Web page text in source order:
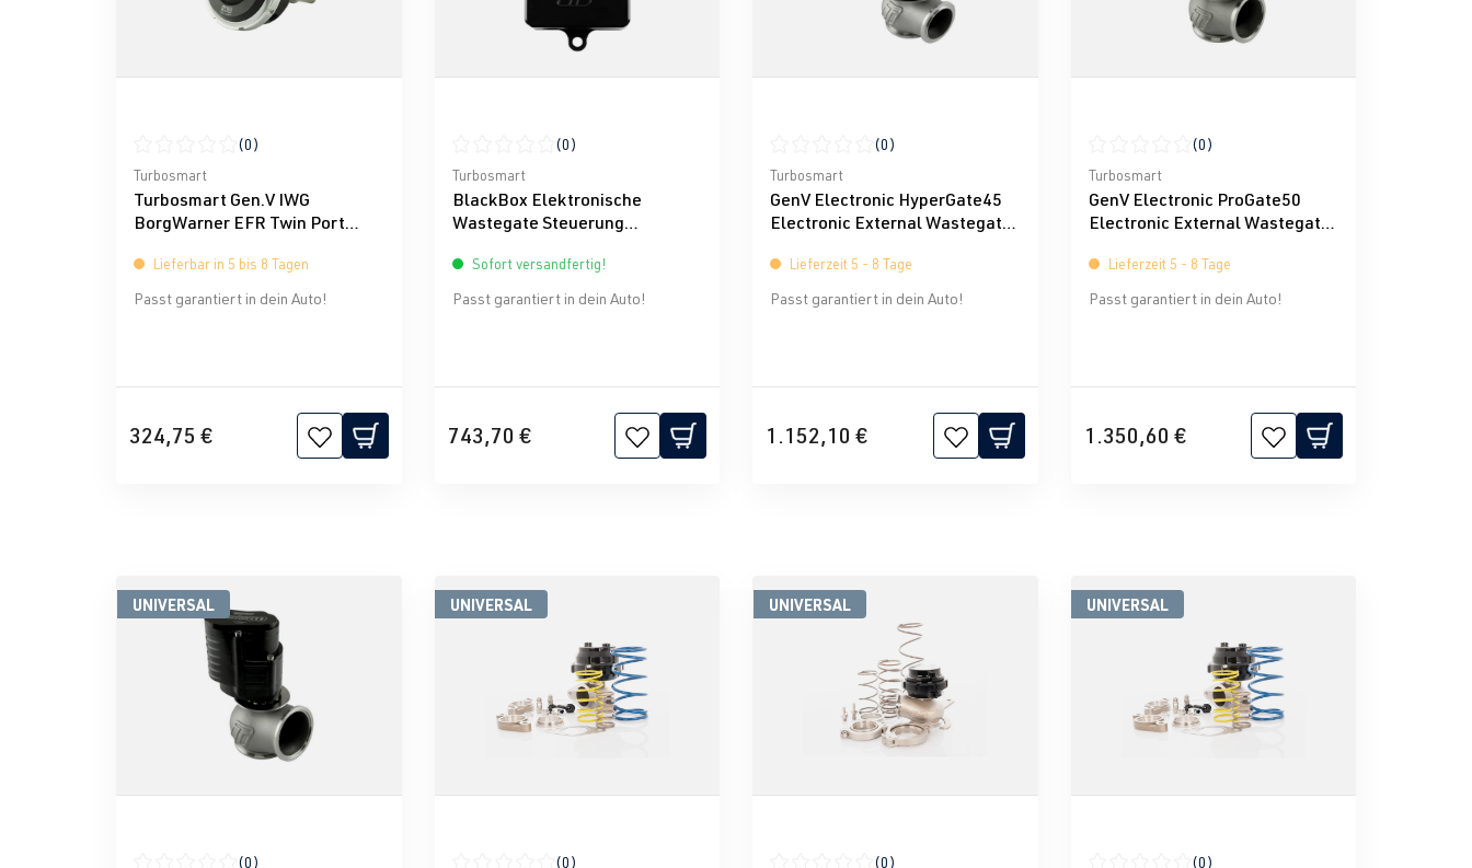
Durchschnittliche Bewertung von 0 von 5 Sternen
(0)
Turbosmart
Turbosmart Gen.V IWG
BorgWarner EFR Twin Port
Lieferbar in 5 bis 8 Tagen
Passt garantiert in dein Auto!
324,75 €
Durchschnittliche Bewertung von 0 von 5 Sternen
(0)
Turbosmart
BlackBox Elektronische
Wastegate Steuerung
Sofort versandfertig!
Passt garantiert in dein Auto!
743,70 €
Durchschnittliche Bewertung von 0 von 5 Sternen
(0)
Turbosmart
GenV Electronic HyperGate45
Electronic External Wastegate
Lieferzeit 5 - 8 Tage
Passt garantiert in dein Auto!
1.152,10 €
Durchschnittliche Bewertung von 0 von 5 Sternen
(0)
Turbosmart
GenV Electronic ProGate50
Electronic External Wastegate
Lieferzeit 5 - 8 Tage
Passt garantiert in dein Auto!
1.350,60 €
UNIVERSAL
(0)
UNIVERSAL
(0)
UNIVERSAL
(0)
UNIVERSAL
(0)